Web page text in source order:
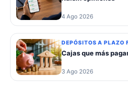
4 Ago 2026
DEPÓSITOS A PLAZO
Cajas que más
3 Ago 2026